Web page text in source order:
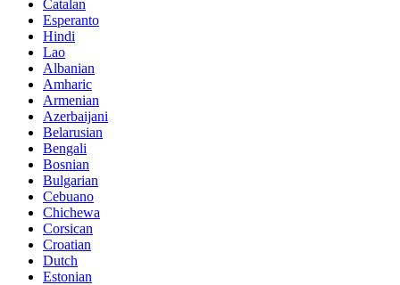
Catalan
Esperanto
Hindi
Lao
Albanian
Amharic
Armenian
Azerbaijani
Belarusian
Bengali
Bosnian
Bulgarian
Cebuano
Chichewa
Corsican
Croatian
Dutch
Estonian